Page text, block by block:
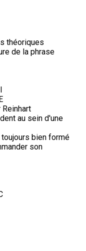
théoriques
de la phrase
au sein d'une
bien formé
son